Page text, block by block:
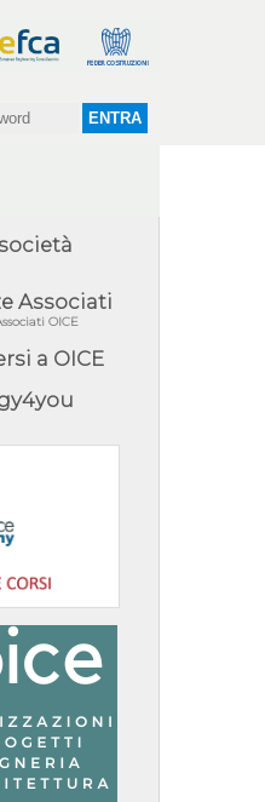
Associati
OICE
a OICE